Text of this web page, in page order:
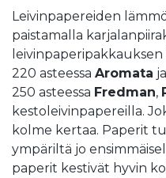
Leivinpapereiden
paistamalla
220 asteessa Aromata ja
250 asteessa Fredman,
kestoleivinpapereilla.
kolme kertaa. Paperit
ympäriltä jo
paperit kestivät hyvin